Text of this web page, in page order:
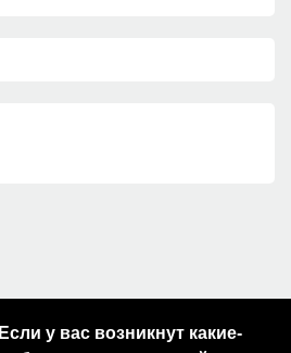
Если у вас возникнут какие-